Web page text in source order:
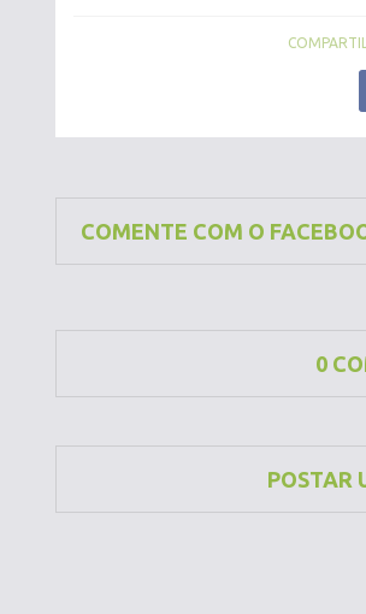
COMENTE COM O
0
POSTAR